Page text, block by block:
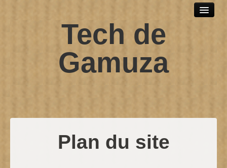
Tech de
Gamuza
Outils et logiciels
Scripts sh
SPIP
Contact
Plan du site